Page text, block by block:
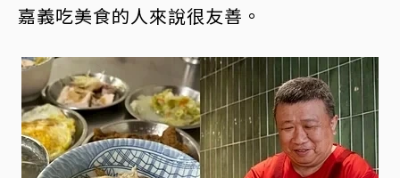
嘉義吃美食的人來說很友善。